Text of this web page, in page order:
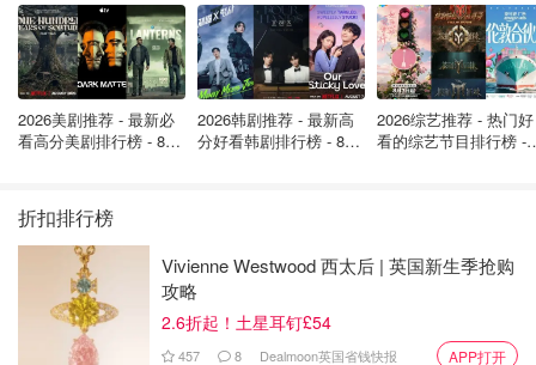
票务极其抢手，很多日期都已经售罄，少量余票，需
点
击官网提前预订~
2026美剧推荐 - 最新必
看高分美剧排行榜 - 8月
2026韩剧推荐 - 最新高
分好看韩剧排行榜 - 8月
2026综艺推荐 - 热门好
看的综艺节目排行榜 -
折扣排行榜
Vivienne Westwood 西太后 | 英国新生季抢购
攻略
2.6折起！土星耳钉£54
457 8 Dealmoon英国省钱快报 APP打开